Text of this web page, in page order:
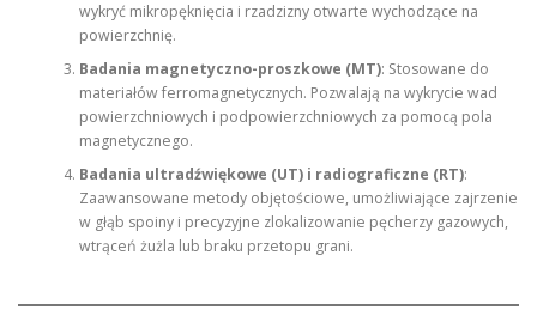
wykryć mikropęknięcia i rzadzizny otwarte wychodzące na
powierzchnię.
Badania magnetyczno-proszkowe (MT): Stosowane do
materiałów ferromagnetycznych. Pozwalają na wykrycie wad
powierzchniowych i podpowierzchniowych za pomocą pola
magnetycznego.
Badania ultradźwiękowe (UT) i radiograficzne (RT):
Zaawansowane metody objętościowe, umożliwiające zajrzenie
w głąb spoiny i precyzyjne zlokalizowanie pęcherzy gazowych,
wtrąceń żużla lub braku przetopu grani.